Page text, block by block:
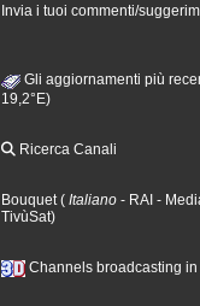
Invia i tuoi commenti/
Gli aggiornamenti più
19,2°E)
Ricerca Canali
Bouquet( Italiano - RAI -
TivùSat)
Channels broadcasting in